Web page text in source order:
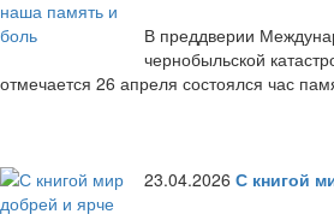
В преддверии
чернобыльской
отмечается 26 апреля состоялся час
23.04.2026 С книгой